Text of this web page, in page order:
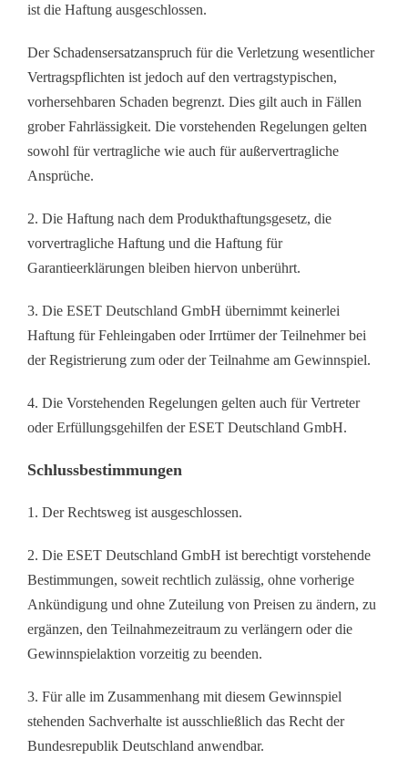
ist die Haftung ausgeschlossen.
Der Schadensersatzanspruch für die Verletzung wesentlicher
Vertragspflichten ist jedoch auf den vertragstypischen,
vorhersehbaren Schaden begrenzt. Dies gilt auch in Fällen
grober Fahrlässigkeit. Die vorstehenden Regelungen gelten
sowohl für vertragliche wie auch für außervertragliche
Ansprüche.
2. Die Haftung nach dem Produkthaftungsgesetz, die
vorvertragliche Haftung und die Haftung für
Garantieerklärungen bleiben hiervon unberührt.
3. Die ESET Deutschland GmbH übernimmt keinerlei
Haftung für Fehleingaben oder Irrtümer der Teilnehmer bei
der Registrierung zum oder der Teilnahme am Gewinnspiel.
4. Die Vorstehenden Regelungen gelten auch für Vertreter
oder Erfüllungsgehilfen der ESET Deutschland GmbH.
Schlussbestimmungen
1. Der Rechtsweg ist ausgeschlossen.
2. Die ESET Deutschland GmbH ist berechtigt vorstehende
Bestimmungen, soweit rechtlich zulässig, ohne vorherige
Ankündigung und ohne Zuteilung von Preisen zu ändern, zu
ergänzen, den Teilnahmezeitraum zu verlängern oder die
Gewinnspielaktion vorzeitig zu beenden.
3. Für alle im Zusammenhang mit diesem Gewinnspiel
stehenden Sachverhalte ist ausschließlich das Recht der
Bundesrepublik Deutschland anwendbar.